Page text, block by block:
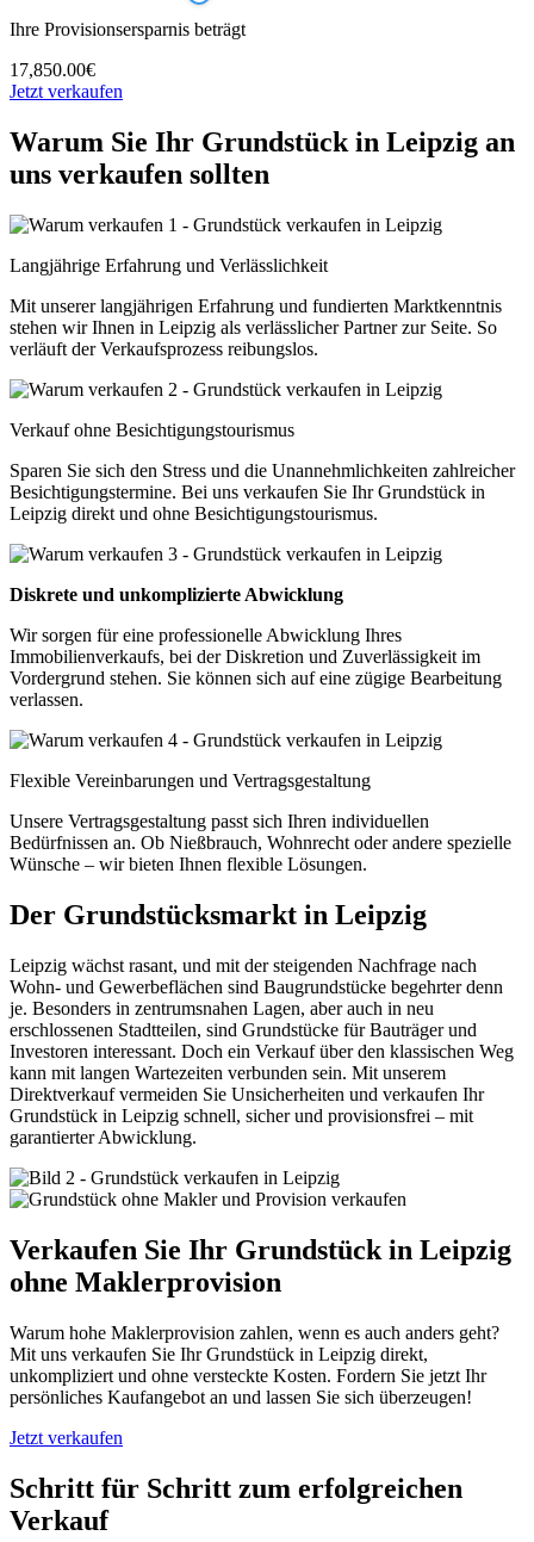
Ihre Provisionsersparnis beträgt
17,850.00€
Jetzt verkaufen
Warum Sie Ihr Grundstück in Leipzig an
uns verkaufen sollten
Langjährige Erfahrung und Verlässlichkeit
Mit unserer langjährigen Erfahrung und fundierten Marktkenntnis
stehen wir Ihnen in Leipzig als verlässlicher Partner zur Seite. So
verläuft der Verkaufsprozess reibungslos.
Verkauf ohne Besichtigungstourismus
Sparen Sie sich den Stress und die Unannehmlichkeiten zahlreicher
Besichtigungstermine. Bei uns verkaufen Sie Ihr Grundstück in
Leipzig direkt und ohne Besichtigungstourismus.
Diskrete und unkomplizierte Abwicklung
Wir sorgen für eine professionelle Abwicklung Ihres
Immobilienverkaufs, bei der Diskretion und Zuverlässigkeit im
Vordergrund stehen. Sie können sich auf eine zügige Bearbeitung
verlassen.
Flexible Vereinbarungen und Vertragsgestaltung
Unsere Vertragsgestaltung passt sich Ihren individuellen
Bedürfnissen an. Ob Nießbrauch, Wohnrecht oder andere spezielle
Wünsche – wir bieten Ihnen flexible Lösungen.
Der Grundstücksmarkt in Leipzig
Leipzig wächst rasant, und mit der steigenden Nachfrage nach
Wohn- und Gewerbeflächen sind Baugrundstücke begehrter denn
je. Besonders in zentrumsnahen Lagen, aber auch in neu
erschlossenen Stadtteilen, sind Grundstücke für Bauträger und
Investoren interessant. Doch ein Verkauf über den klassischen Weg
kann mit langen Wartezeiten verbunden sein. Mit unserem
Direktverkauf vermeiden Sie Unsicherheiten und verkaufen Ihr
Grundstück in Leipzig schnell, sicher und provisionsfrei – mit
garantierter Abwicklung.
Verkaufen Sie Ihr Grundstück in Leipzig
ohne Maklerprovision
Warum hohe Maklerprovision zahlen, wenn es auch anders geht?
Mit uns verkaufen Sie Ihr Grundstück in Leipzig direkt,
unkompliziert und ohne versteckte Kosten. Fordern Sie jetzt Ihr
persönliches Kaufangebot an und lassen Sie sich überzeugen!
Jetzt verkaufen
Schritt für Schritt zum erfolgreichen
Verkauf